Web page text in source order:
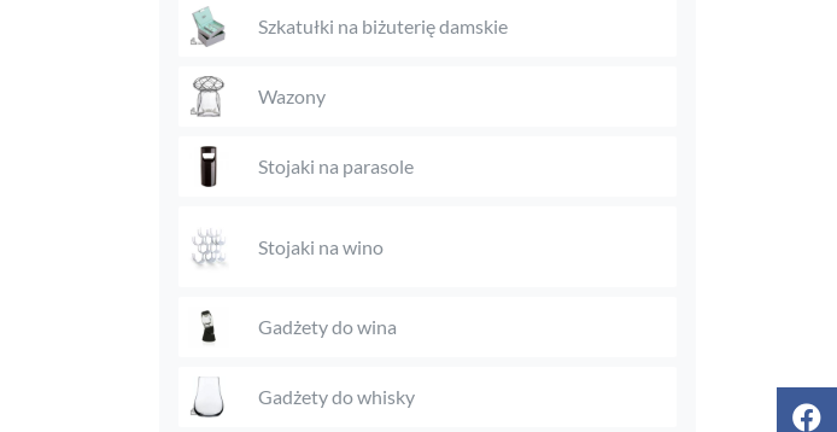
Szkatułki na biżuterię damskie
Wazony
Stojaki na parasole
Stojaki na wino
Gadżety do wina
Gadżety do whisky